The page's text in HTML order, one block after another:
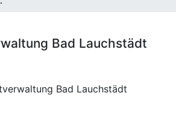
Bad Lauchstädt
Bad Lauchstädt